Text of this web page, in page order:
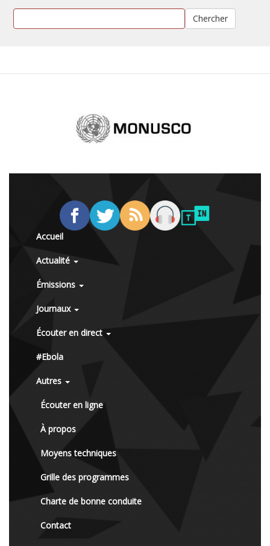
Chercher
Accueil
Actualité
Émissions
Journaux
Écouter en direct
#Ebola
Autres
Écouter en ligne
À propos
Moyens techniques
Grille des programmes
Charte de bonne conduite
Contact